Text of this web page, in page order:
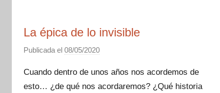
La épica de lo invisible
Publicada el 08/05/2020
r
M
Cuando dentro de unos años nos acordemos de
esto… ¿de qué nos acordaremos? ¿Qué historia